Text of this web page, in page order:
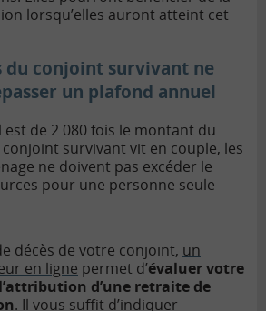
lorsqu’elles auront atteint cet
du conjoint survivant ne
un plafond annuel
est de 2 080 fois le montant du
conjoint survivant vit en couple, les
ne doivent pas excéder le
pour une personne seule
décès de votre conjoint, un
en ligne permet d’évaluer votre
d’une retraite de
. Il vous suffit d’indiquer